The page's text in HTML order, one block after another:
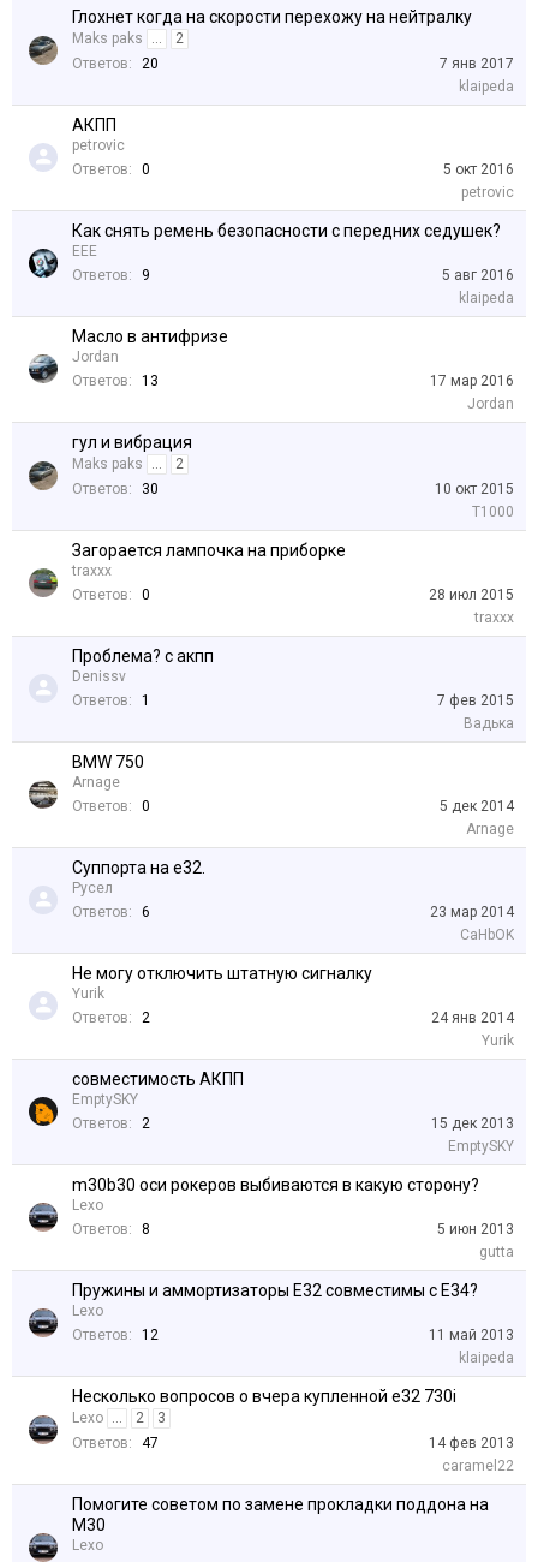
Глохнет когда на скорости перехожу на нейтралку
Maks paks ...
2
Ответов:
20
7 янв 2017
klaipeda
АКПП
petrovic
Ответов:
0
5 окт 2016
petrovic
Как снять ремень безопасности с передних седушек?
EEE
Ответов:
9
5 авг 2016
klaipeda
Масло в антифризе
Jordan
Ответов:
13
17 мар 2016
Jordan
гул и вибрация
Maks paks ...
2
Ответов:
30
10 окт 2015
Т1000
Загорается лампочка на приборке
traxxx
Ответов:
0
28 июл 2015
traxxx
Проблема? с акпп
Denissv
Ответов:
1
7 фев 2015
Вадька
BMW 750
Arnage
Ответов:
0
5 дек 2014
Arnage
Суппорта на е32.
Русел
Ответов:
6
23 мар 2014
CaHbOK
Не могу отключить штатную сигналку
Yurik
Ответов:
2
24 янв 2014
Yurik
совместимость АКПП
EmptySKY
Ответов:
2
15 дек 2013
EmptySKY
m30b30 оси рокеров выбиваются в какую сторону?
Lexo
Ответов:
8
5 июн 2013
gutta
Пружины и аммортизаторы Е32 совместимы с Е34?
Lexo
Ответов:
12
11 май 2013
klaipeda
Несколько вопросов о вчера купленной e32 730i
Lexo ... 2
3
Ответов:
47
14 фев 2013
caramel22
Помогите советом по замене прокладки поддона на
М30
Lexo